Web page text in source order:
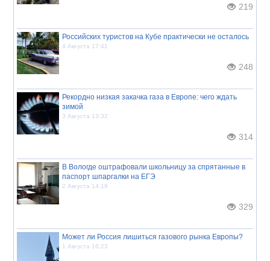
219
Российских туристов на Кубе практически не осталось
4 Августа 17:41
248
Рекордно низкая закачка газа в Европе: чего ждать
зимой
3 Августа 13:32
314
В Вологде оштрафовали школьницу за спрятанные в
паспорт шпаргалки на ЕГЭ
2 Августа 14:19
329
Может ли Россия лишиться газового рынка Европы?
1 Августа 16:23